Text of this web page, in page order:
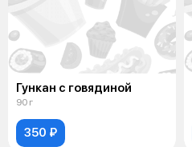
Гункан с говядиной
90 г
350 ₽